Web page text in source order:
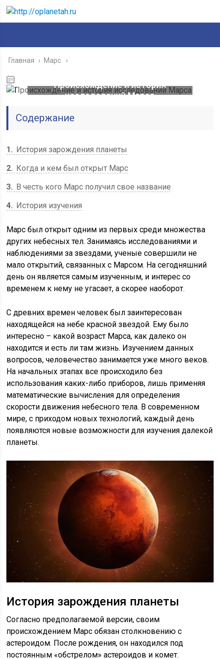
Главная › Марс
Происхождение и история
исследований Марса
Содержание
1
История зарождения планеты
2
Когда и кем был открыт Марс
3
В честь кого Марс получил свое название
4
История изучения
Марс был открыт одним из первых среди множества
других небесных тел. Занимаясь исследованиями и
наблюдениями за звездами, ученые совершили не
мало открытий, связанных с Марсом. На сегодняшний
день он является самым изученным, и интерес со
временем к нему не угасает, а скорее наоборот.
С древних времен человек был заинтересован
находящейся на небе красной звездой. Ему было
интересно – какой возраст Марса, как далеко он
находится и есть ли там жизнь. Изучением данных
вопросов, человечество занимается уже много веков.
На начальных этапах все происходило без
использования каких-либо приборов, лишь применяя
математические вычисления для определения
скорости движения небесного тела. В современном
мире, с приходом новых технологий, каждый день
появляются новые возможности для изучения далекой
планеты.
История зарождения планеты
Согласно предполагаемой версии, своим
происхождением Марс обязан столкновению с
астероидом. После рождения, он находился под
постоянным «обстрелом» астероидов и комет.